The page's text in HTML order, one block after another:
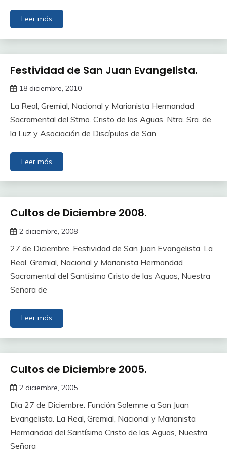
Leer más
Festividad de San Juan Evangelista.
18 diciembre, 2010
La Real, Gremial, Nacional y Marianista Hermandad
Sacramental del Stmo. Cristo de las Aguas, Ntra. Sra. de
la Luz y Asociación de Discípulos de San
Leer más
Cultos de Diciembre 2008.
2 diciembre, 2008
27 de Diciembre. Festividad de San Juan Evangelista. La
Real, Gremial, Nacional y Marianista Hermandad
Sacramental del Santísimo Cristo de las Aguas, Nuestra
Señora de
Leer más
Cultos de Diciembre 2005.
2 diciembre, 2005
Dia 27 de Diciembre. Función Solemne a San Juan
Evangelista. La Real, Gremial, Nacional y Marianista
Hermandad del Santísimo Cristo de las Aguas, Nuestra
Señora